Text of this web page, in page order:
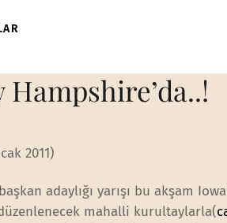
Hampshire’da..!
2011)
adaylığı yarışı bu akşam
mahalli kurultaylarla(